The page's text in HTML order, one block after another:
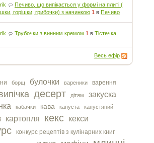
Печиво, що випікається у формі на плиті (
горішки, грибочки) з начинкою 1 вПечиво
Трубочки з винним кремом 1 вТістечка
Весь ефір
борщ булочки вареники варення
десерт дітям
закуска
кабачки кава капуста капустяний
картопля кекс кекси
конкурс рецептів з кулінарних книг